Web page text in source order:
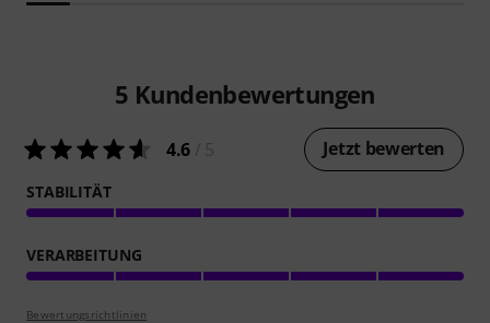
5 Kundenbewertungen
4.6 Jetzt bewerten
STABILITÄT
VERARBEITUNG
Bewertungsrichtlinien